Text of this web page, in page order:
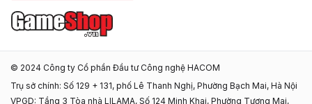
© 2024 Công ty Cổ phần Đầu tư Công nghệ HACOM
Trụ sở chính: Số 129 + 131, phố Lê Thanh Nghị, Phường Bạch Mai, Hà Nội
VPGD: Tầng 3 Tòa nhà LILAMA, Số 124 Minh Khai, Phường Tương Mai,